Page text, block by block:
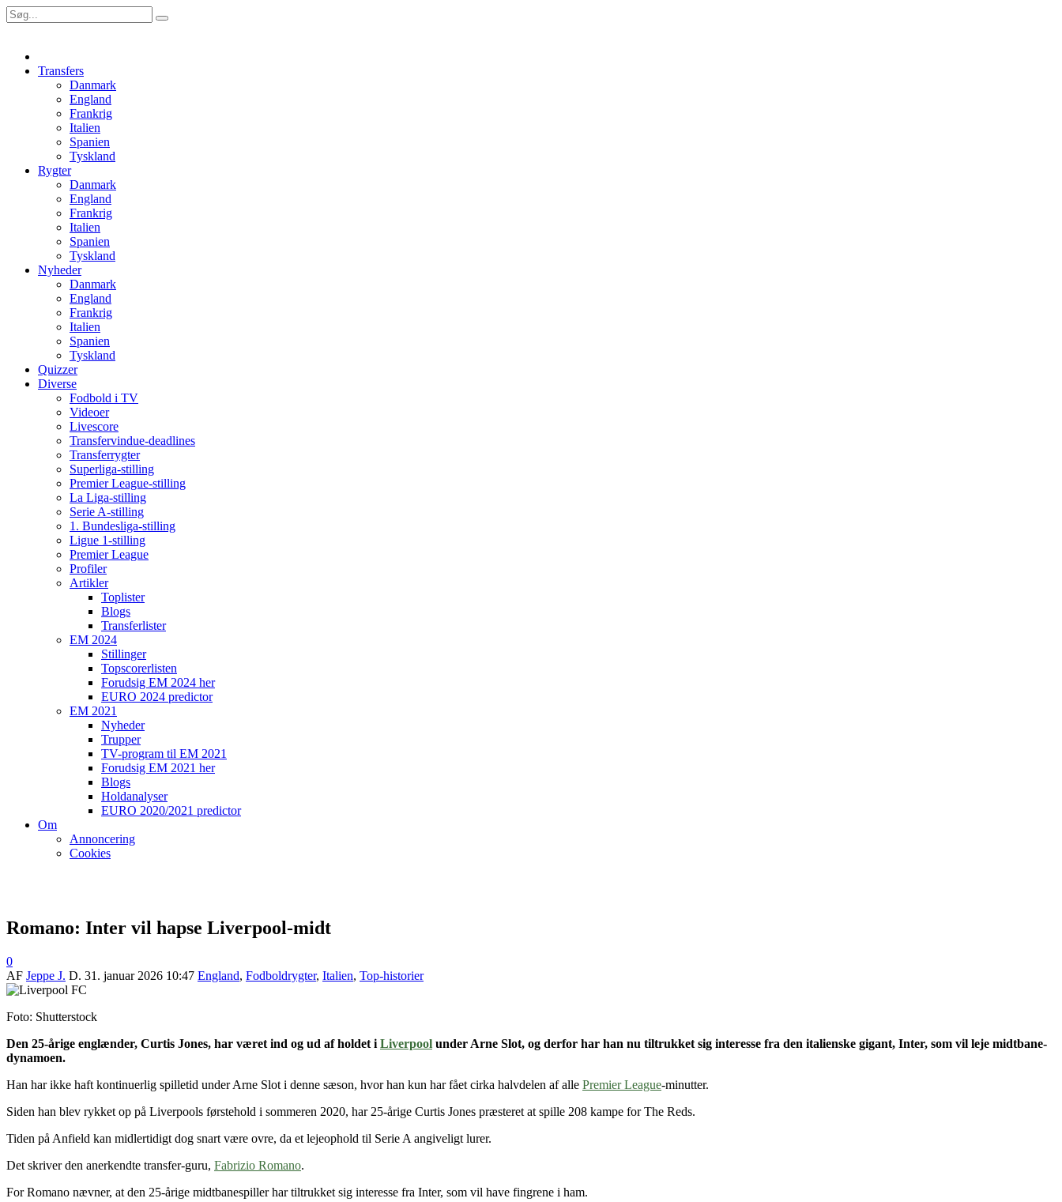
Transfers
Danmark
England
Frankrig
Italien
Spanien
Tyskland
Rygter
Danmark
England
Frankrig
Italien
Spanien
Tyskland
Nyheder
Danmark
England
Frankrig
Italien
Spanien
Tyskland
Quizzer
Diverse
Fodbold i TV
Videoer
Livescore
Transfervindue-deadlines
Transferrygter
Superliga-stilling
Premier League-stilling
La Liga-stilling
Serie A-stilling
1. Bundesliga-stilling
Ligue 1-stilling
Premier League
Profiler
Artikler
Toplister
Blogs
Transferlister
EM 2024
Stillinger
Topscorerlisten
Forudsig EM 2024 her
EURO 2024 predictor
EM 2021
Nyheder
Trupper
TV-program til EM 2021
Forudsig EM 2021 her
Blogs
Holdanalyser
EURO 2020/2021 predictor
Om
Annoncering
Cookies
Romano: Inter vil hapse Liverpool-midt
0
AF Jeppe J. D. 31. januar 2026 10:47 England, Fodboldrygter, Italien, Top-historier
Foto: Shutterstock
Den 25-årige englænder, Curtis Jones, har været ind og ud af holdet i Liverpool under Arne Slot, og derfor har han nu tiltrukket sig interesse fra den italienske gigant, Inter, som vil leje midtbane-
dynamoen.
Han har ikke haft kontinuerlig spilletid under Arne Slot i denne sæson, hvor han kun har fået cirka halvdelen af alle Premier League-minutter.
Siden han blev rykket op på Liverpools førstehold i sommeren 2020, har 25-årige Curtis Jones præsteret at spille 208 kampe for The Reds.
Tiden på Anfield kan midlertidigt dog snart være ovre, da et lejeophold til Serie A angiveligt lurer.
Det skriver den anerkendte transfer-guru, Fabrizio Romano.
For Romano nævner, at den 25-årige midtbanespiller har tiltrukket sig interesse fra Inter, som vil have fingrene i ham.